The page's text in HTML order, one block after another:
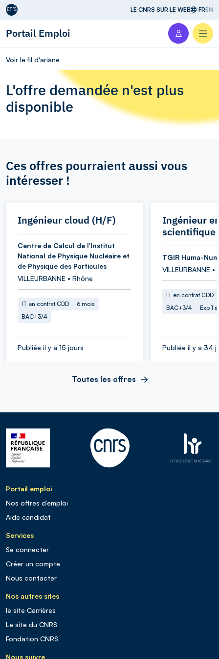
Aller au contenu LE CNRS SUR LE WEB FREN
Portail Emploi
Voir le fil d'ariane
L'offre demandée n'est plus
disponible
Ces offres pourraient aussi vous
intéresser !
Ingénieur cloud (H/F)
Centre de Calcul de l'Institut
National de Physique Nucléaire et
de Physique des Particules
VILLEURBANNE • Rhône
IT en contrat CDD
6 mois
BAC+3/4
Publiée il y a 15 jours
Ingénieur
scientifique
TGIR Huma-Num
VILLEURBANNE •
IT en contrat CDD
BAC+3/4
Exp 1
Publiée il y a 34
Toutes les offres
Portail emploi
Nos offres d’emploi
Aide candidat
Services
Se connecter
Créer un compte
Nous contacter
Nos autres sites
le site Carrières
Le site du CNRS
Fondation CNRS
Nous suivre